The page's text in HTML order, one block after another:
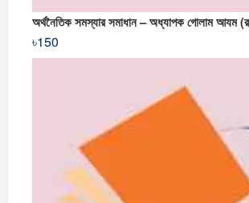
অর্থনৈতিক সমস্যার সমাধান – অধ্যাপক গোলাম আযম
৳150